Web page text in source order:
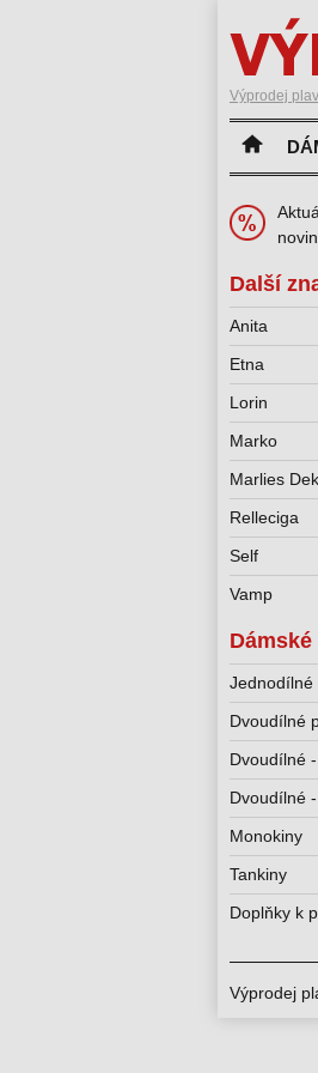
Výprodej
Další
Anita
Etna
Lorin
Marko
Marlies
Relleciga
Self
Vamp
Jednodílné
Dvoudílné
Dvoudílné
Dvoudílné
Monokiny
Tankiny
Doplňky k
Výprodej